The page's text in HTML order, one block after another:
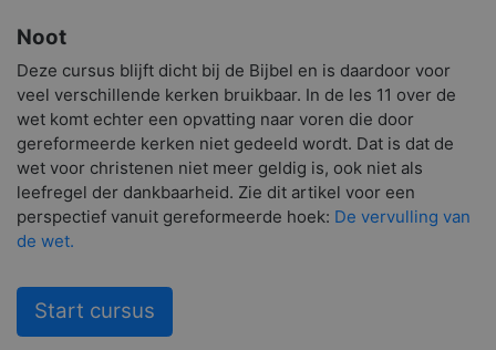
Noot
Deze cursus blijft dicht bij de Bijbel en is daardoor voor
veel verschillende kerken bruikbaar. In de les 11 over de
wet komt echter een opvatting naar voren die door
gereformeerde kerken niet gedeeld wordt. Dat is dat de
wet voor christenen niet meer geldig is, ook niet als
leefregel der dankbaarheid. Zie dit artikel voor een
perspectief vanuit gereformeerde hoek: De vervulling van
de wet.
Start cursus